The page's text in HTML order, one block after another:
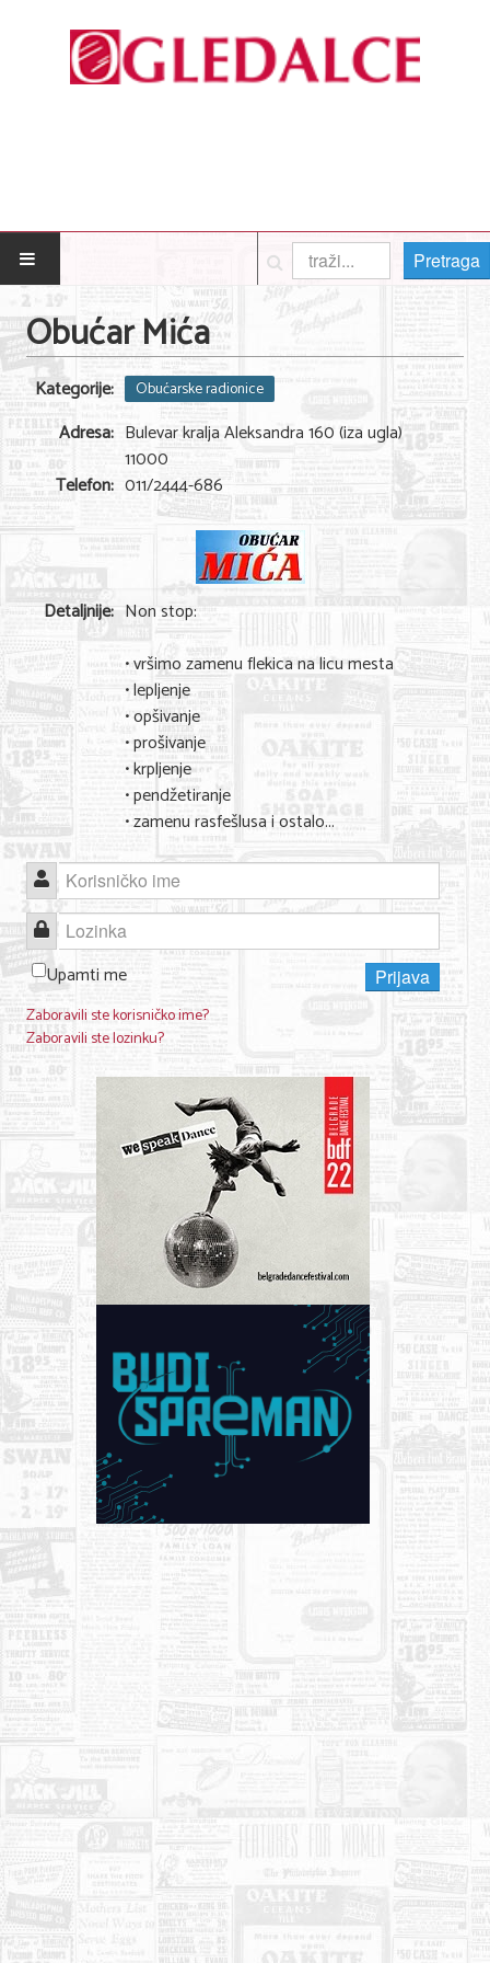
POČETNA
Posao
Nega lica i tela
Shopping
Sve za venčanje
Sve za decu
Gastronomija
Kuća i bašta
Zdravlje i medicina
Sport i rekreacija
Hobi i razonoda
ADRESAR
Posao
Usluge
Nega lica i tela
Shopping
Sve za venčanje
Sve za decu
Kuća i bašta
Gastronomija
Sport i rekreacija
Zdravlje i medicina
Hobi i razonoda
UPIS FIRMI
MARKETING
KONTAKT
O NAMA
Pretraga
Obućar Mića
Kategorije: Obućarske radionice
Adresa: Bulevar kralja Aleksandra 160 (iza ugla)
11000
Telefon: 011/2444-686
Detaljnije: Non stop:
• vršimo zamenu flekica na licu mesta
• lepljenje
• opšivanje
• prošivanje
• krpljenje
• pendžetiranje
• zamenu rasfešlusa i ostalo...
Korisničko ime
Lozinka
Upamti me
Prijava
Zaboravili ste korisničko ime?
Zaboravili ste lozinku?